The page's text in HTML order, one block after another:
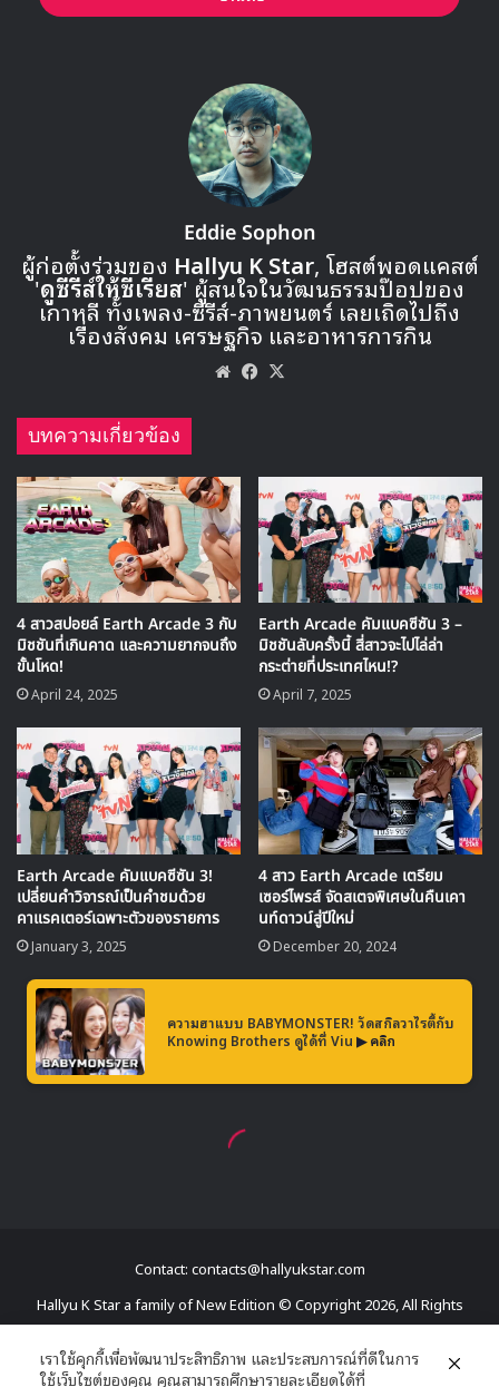
Contact: contacts@hallyukstar.com
Hallyu K Star a family of New Edition © Copyright 2026, All Rights
เราใช้คุกกี้เพื่อพัฒนาประสิทธิภาพ และประสบการณ์ที่ดีในการ
ใช้เว็บไซต์ของคุณ คุณสามารถศึกษารายละเอียดได้ที่